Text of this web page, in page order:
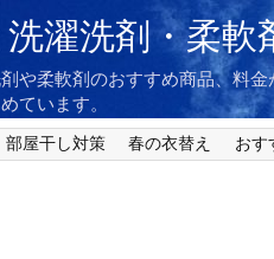
濯洗剤・柔軟
や柔軟剤のおすすめ商品、料
ています。
部屋干し対策 春の衣替え おす